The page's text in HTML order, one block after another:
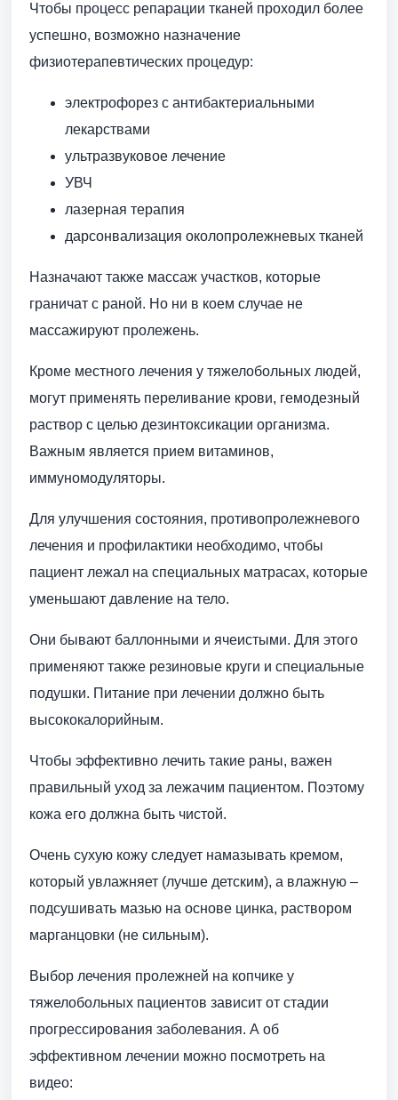
Чтобы процесс репарации тканей проходил более
успешно, возможно назначение
физиотерапевтических процедур:
электрофорез с антибактериальными
лекарствами
ультразвуковое лечение
УВЧ
лазерная терапия
дарсонвализация околопролежневых тканей
Назначают также массаж участков, которые
граничат с раной. Но ни в коем случае не
массажируют пролежень.
Кроме местного лечения у тяжелобольных людей,
могут применять переливание крови, гемодезный
раствор с целью дезинтоксикации организма.
Важным является прием витаминов,
иммуномодуляторы.
Для улучшения состояния, противопролежневого
лечения и профилактики необходимо, чтобы
пациент лежал на специальных матрасах, которые
уменьшают давление на тело.
Они бывают баллонными и ячеистыми. Для этого
применяют также резиновые круги и специальные
подушки. Питание при лечении должно быть
высококалорийным.
Чтобы эффективно лечить такие раны, важен
правильный уход за лежачим пациентом. Поэтому
кожа его должна быть чистой.
Очень сухую кожу следует намазывать кремом,
который увлажняет (лучше детским), а влажную –
подсушивать мазью на основе цинка, раствором
марганцовки (не сильным).
Выбор лечения пролежней на копчике у
тяжелобольных пациентов зависит от стадии
прогрессирования заболевания. А об
эффективном лечении можно посмотреть на
видео: